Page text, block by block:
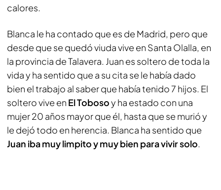
calores.
Blanca le ha contado que es de Madrid, pero que
desde que se quedó viuda vive en Santa Olalla, en
la provincia de Talavera. Juan es soltero de toda la
vida y ha sentido que a su cita se le había dado
bien el trabajo al saber que había tenido 7 hijos. El
soltero vive en El Tobosoy ha estado con una
mujer 20 años mayor que él, hasta que se murió y
le dejó todo en herencia. Blanca ha sentido que
Juan iba muy limpito y muy bien para vivir solo.